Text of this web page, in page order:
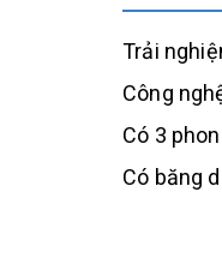
Trải
Công
Có 3
Có băng